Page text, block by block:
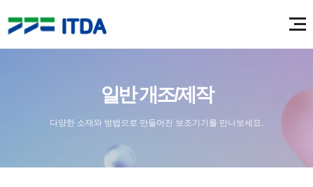
일반 개조/제작
다양한 소재와 방법으로 만들어진 보조기기를 만나보세요.